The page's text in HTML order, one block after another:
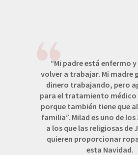
“Mi padre está enfermo
volver a trabajar. Mi madre
dinero trabajando, pero
para el tratamiento médico
porque también tiene que
familia”. Milad es uno de los
a los que las religiosas de
quieren proporcionar
esta Navidad.